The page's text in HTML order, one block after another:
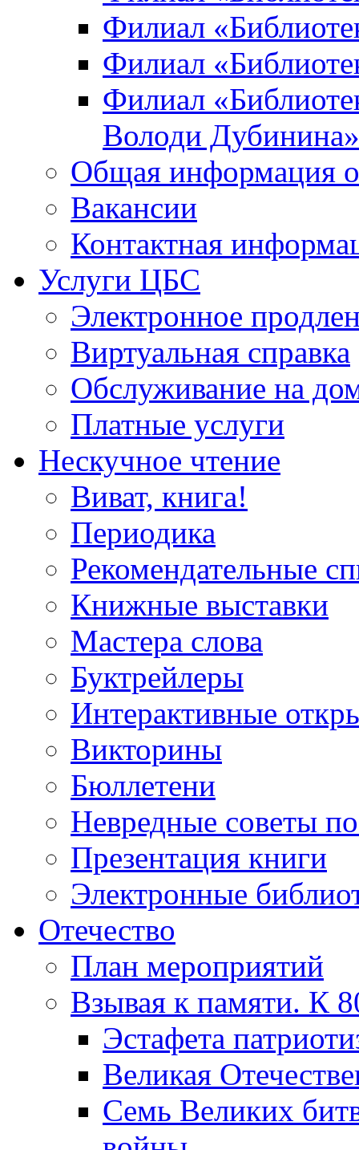
Филиал
Филиал
Филиал
Володи Дубинина»
Общая информация
Вакансии
Контактная
Услуги ЦБС
Электронное
Виртуальная справка
Обслуживание на
Платные услуги
Нескучное чтение
Виват, книга!
Периодика
Рекомендательные
Книжные выставки
Мастера слова
Буктрейлеры
Интерактивные
Викторины
Бюллетени
Невредные советы
Презентация книги
Электронные
Отечество
План мероприятий
Взывая к памяти. К
Эcтафета
Великая
Семь Великих